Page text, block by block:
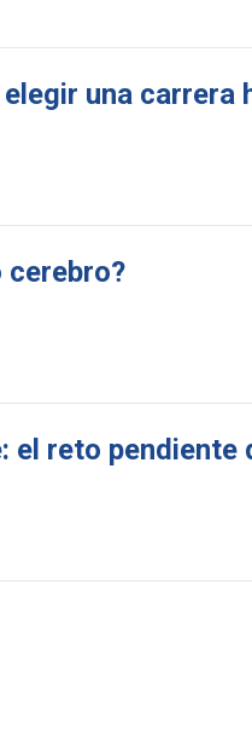
una carrera
cerebro?
el reto